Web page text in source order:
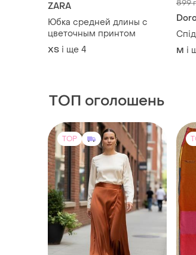
ZARA
Юбка средней длины с
цветочным принтом
ХS і ще 4
899
M і
ТОП оголошень
TOP